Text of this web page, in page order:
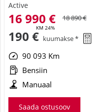
Active
16 990 €
KM 24%
18 890 €
190 € kuumakse *
90 093 Km
Bensiin
Manuaal
Saada ostusoov